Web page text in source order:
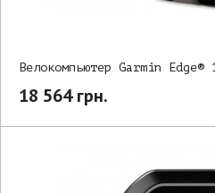
Велокомпьютер Garmin Edge®
18 564 грн.